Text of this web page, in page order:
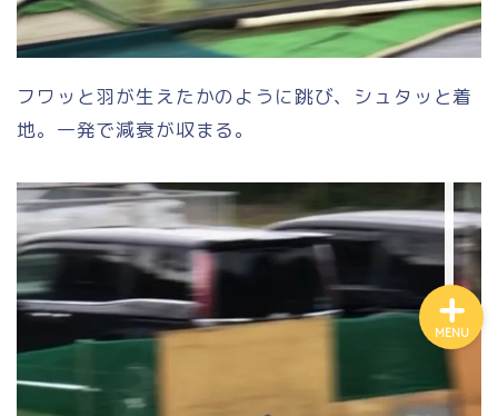
フワッと羽が生えたかのように跳び、シュタッと着
地。一発で減衰が収まる。
MENU
Access to us